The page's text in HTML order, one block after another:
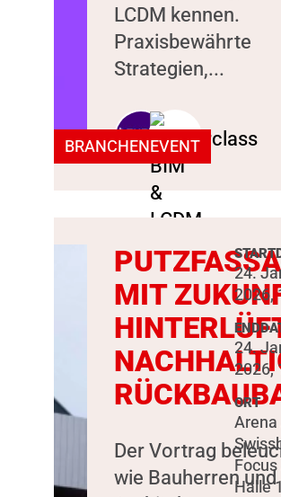
BRANCHENEVENT
LCDM kennen.
Praxisbewährte
Strategien,...
MIT
Der Vortrag
wie Bauherren und
24.
2026,
24.
2026,
ORT
Halle